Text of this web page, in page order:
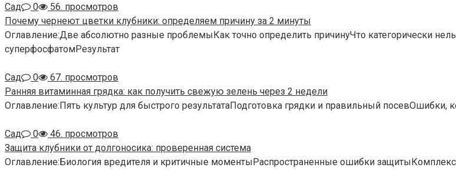
Сад 0
56. просмотров
Почему чернеют цветки клубники: определяем причину за 2 минуты
Оглавление:Две абсолютно разные проблемыКак точно определить причинуЧто категорически
суперфосфатомРезультат
Сад 0
67. просмотров
Ранняя витаминная грядка: как получить свежую зелень через 2 недели
Оглавление:Пять культур для быстрого результатаПодготовка грядки и правильный посевОшибки,
Сад 0
46. просмотров
Защита клубники от долгоносика: проверенная система
Оглавление:Биология вредителя и критичные моментыРаспространенные ошибки